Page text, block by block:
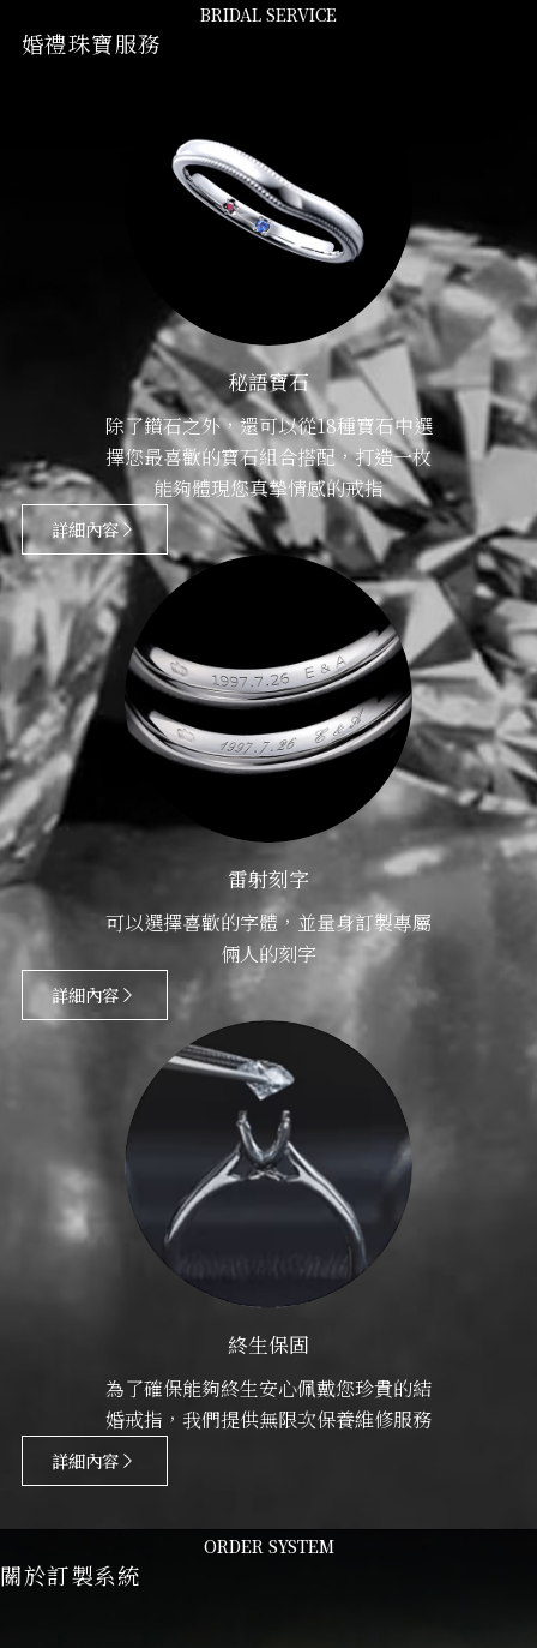
BRIDAL SERVICE
婚禮珠寶服務
秘語寶石
除了鑽石之外，還可以從18種寶石中選
擇您最喜歡的寶石組合搭配，打造一枚
能夠體現您真摯情感的戒指
詳細內容
雷射刻字
可以選擇喜歡的字體，並量身訂製專屬
倆人的刻字
詳細內容
終生保固
為了確保能夠終生安心佩戴您珍貴的結
婚戒指，我們提供無限次保養維修服務
詳細內容
ORDER SYSTEM
關於訂製系統